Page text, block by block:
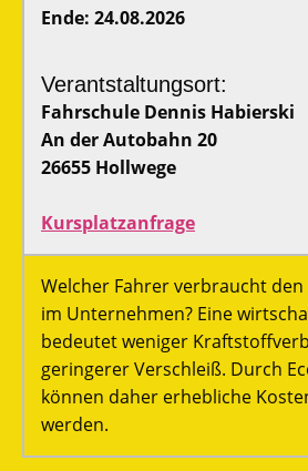
Ende: 24.08.2026
Verantstaltungsort:
Fahrschule Dennis Habierski
An der Autobahn 20
26655 Hollwege
Kursplatzanfrage
Welcher Fahrer verbraucht
im Unternehmen? Eine
bedeutet weniger
geringerer Verschleiß. Durch
können daher erhebliche
werden.